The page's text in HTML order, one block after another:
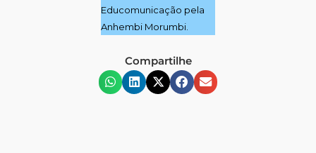
Educomunicação pela
Anhembi Morumbi.
Compartilhe